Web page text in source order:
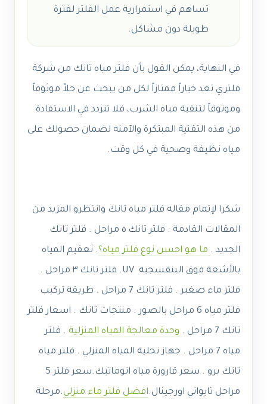
تساهم في استمرارية عمل الفلتر لفترة
طويلة دون مشاكل.
في النهاية، يمكن القول بأن فلتر مياه تانك من شركة
فلتري تعد خياراً ممتازاً لكل من يبحث عن حلاً موثوقاً
وموثوقاً لتنقية مياه الشرب، فلا تتردد في الاستفادة
من هذه التقنية المبتكرة والآمنه لضمان حصولك على
مياه نظيفة وصحية في كل وقت.
شكرا لإتمام مقاله فلتر مياه تانك وانتظرو المزيد من
المقالات القادمة . فلتر تانك ٥ مراحل . فلتر تانك
الجديد . ما هو احسن نوع فلتر مياه؟. تعقيم المياه
بالأشعة فوق البنفسجية UV. فلتر تانك ٣ مراحل .
فلتر ماء صغير . فلتر تانك 7 مراحل . طريقة تركيب
فلتر مياه 6 مراحل بالصور . منتجات تانك . اسعار فلتر
تانك 7 مراحل .
وحدة معالجة المياه المنزلية . فلتر
مياه 7 مراحل . جهاز تحلية المياه المنزلي . فلتر مياه
تانك برو . سعر قارورة مياه اتوماتيك.سعر فلتر 5
مراحل تايواني اورجينال.افضل فلتر ماء منزلي.مرحلة